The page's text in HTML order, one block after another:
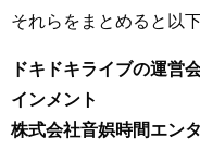
それらをまとめると以
ドキドキライブの運営
インメント
株式会社音娯時間エン